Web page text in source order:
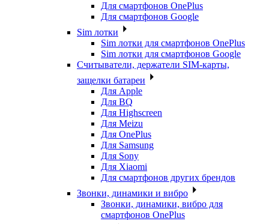
Для смартфонов OnePlus
Для смартфонов Google
Sim лотки
Sim лотки для смартфонов OnePlus
Sim лотки для смартфонов Google
Считыватели, держатели SIM-карты,
защелки батареи
Для Apple
Для BQ
Для Highscreen
Для Meizu
Для OnePlus
Для Samsung
Для Sony
Для Xiaomi
Для смартфонов других брендов
Звонки, динамики и вибро
Звонки, динамики, вибро для
смартфонов OnePlus